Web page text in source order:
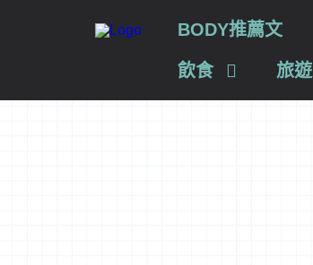
BODY推薦文
飲食 旅遊